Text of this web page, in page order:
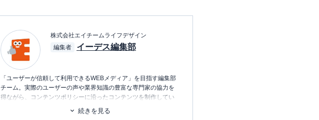
株式会社エイチームライフデザイン
編集者
イーデス編集部
「ユーザーが信頼して利用できるWEBメディア」を目指す編集部
チーム。実際のユーザーの声や業界知識の豊富な専門家の協力を
得ながら、コンテンツポリシーに沿ったコンテンツを制作してい
ます。暮らしに関するトピックを中心に、読者の「まよい」を解
消し、最適な選択を支援するためのコンテンツを制作中です。
続きを見る